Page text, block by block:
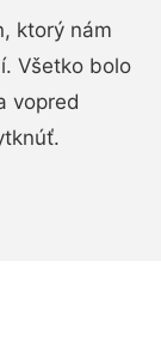
ktorý nám
Všetko bolo
vopred